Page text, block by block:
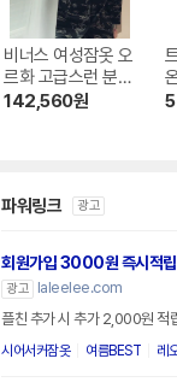
비너스 여성잠옷 오
르화 고급스런 분위
기+ 부드러운 착용
142,560원
파워링크 광고
회원가입 3000원 즉시적립
광고
laleelee.com
플친 추가 시 추가 2,000원 적
시어서커잠옷 여름BEST 레